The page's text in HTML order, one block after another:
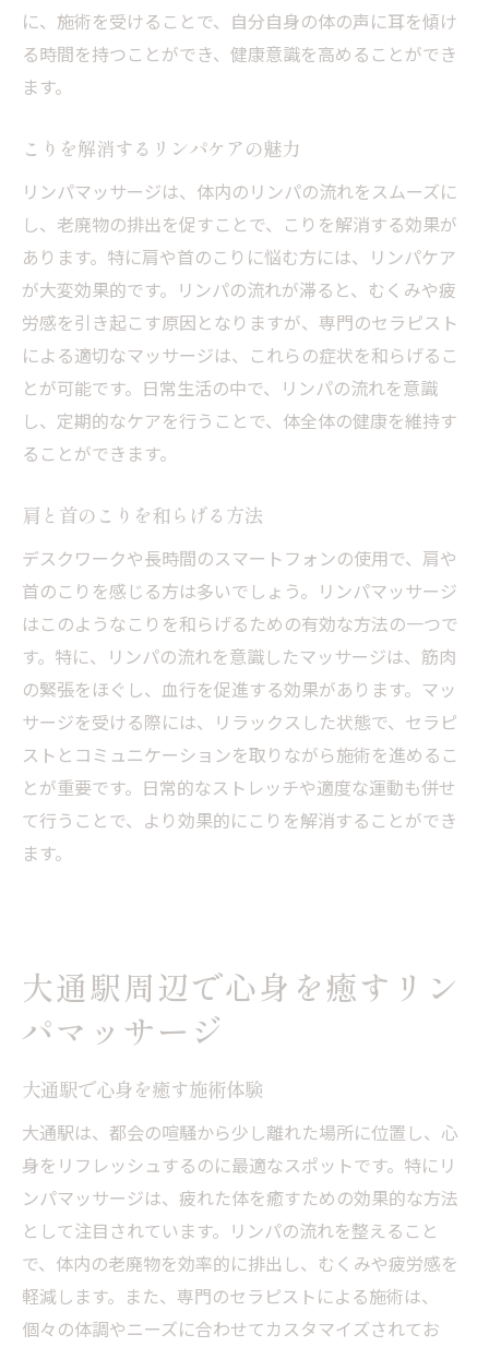
に、施術を受けることで、自分自身の体の声に耳を傾け
る時間を持つことができ、健康意識を高めることができ
ます。
こりを解消するリンパケアの魅力
リンパマッサージは、体内のリンパの流れをスムーズに
し、老廃物の排出を促すことで、こりを解消する効果が
あります。特に肩や首のこりに悩む方には、リンパケア
が大変効果的です。リンパの流れが滞ると、むくみや疲
労感を引き起こす原因となりますが、専門のセラピスト
による適切なマッサージは、これらの症状を和らげるこ
とが可能です。日常生活の中で、リンパの流れを意識
し、定期的なケアを行うことで、体全体の健康を維持す
ることができます。
肩と首のこりを和らげる方法
デスクワークや長時間のスマートフォンの使用で、肩や
首のこりを感じる方は多いでしょう。リンパマッサージ
はこのようなこりを和らげるための有効な方法の一つで
す。特に、リンパの流れを意識したマッサージは、筋肉
の緊張をほぐし、血行を促進する効果があります。マッ
サージを受ける際には、リラックスした状態で、セラピ
ストとコミュニケーションを取りながら施術を進めるこ
とが重要です。日常的なストレッチや適度な運動も併せ
て行うことで、より効果的にこりを解消することができ
ます。
大通駅周辺で心身を癒すリン
パマッサージ
大通駅で心身を癒す施術体験
大通駅は、都会の喧騒から少し離れた場所に位置し、心
身をリフレッシュするのに最適なスポットです。特にリ
ンパマッサージは、疲れた体を癒すための効果的な方法
として注目されています。リンパの流れを整えること
で、体内の老廃物を効率的に排出し、むくみや疲労感を
軽減します。また、専門のセラピストによる施術は、
個々の体調やニーズに合わせてカスタマイズされてお